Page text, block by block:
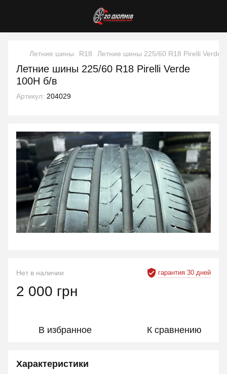
Летние шины R18 Летние шины 225/60 R18 Pirelli Verde
Летние шины 225/60 R18 Pirelli Verde
100H б/в
Артикул: 204029
гарантия 30 дней
Нет в наличии
2 000 грн
В избранное К сравнению
Характеристики